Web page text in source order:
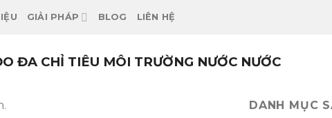
GIẢI PHÁP BLOG LIÊN HỆ
ĐA CHỈ TIÊU MÔI TRƯỜNG NƯỚC NƯỚC
DANH MỤC